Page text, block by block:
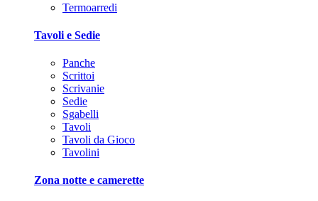
Termoarredi
Tavoli e Sedie
Panche
Scrittoi
Scrivanie
Sedie
Sgabelli
Tavoli
Tavoli da Gioco
Tavolini
Zona notte e camerette